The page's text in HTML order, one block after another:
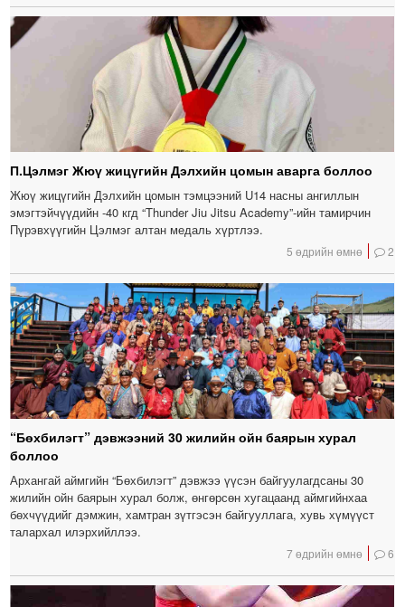
П.Цэлмэг Жюү жицүгийн Дэлхийн цомын аварга боллоо
Жюү жицүгийн Дэлхийн цомын тэмцээний U14 насны ангиллын
эмэгтэйчүүдийн -40 кгд “Thunder Jiu Jitsu Academy”-ийн тамирчин
Пүрэвхүүгийн Цэлмэг алтан медаль хүртлээ.
5 өдрийн өмнө 2
“Бөхбилэгт” дэвжээний 30 жилийн ойн баярын хурал
боллоо
Архангай аймгийн “Бөхбилэгт” дэвжээ үүсэн байгуулагдсаны 30
жилийн ойн баярын хурал болж, өнгөрсөн хугацаанд аймгийнхаа
бөхчүүдийг дэмжин, хамтран зүтгэсэн байгууллага, хувь хүмүүст
талархал илэрхийллээ.
7 өдрийн өмнө 6